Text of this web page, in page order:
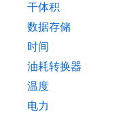
干体积
数据存储
时间
油耗转换器
温度
电力